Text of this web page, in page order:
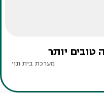
טובים יותר
מערכת בית ונוי